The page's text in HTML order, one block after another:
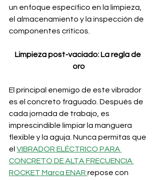
un enfoque específico en la limpieza,
el almacenamiento y la inspección de
componentes críticos.
Limpieza post-vaciado: La regla de
oro
El principal enemigo de este vibrador
es el concreto fraguado. Después de
cada jornada de trabajo, es
imprescindible limpiar la manguera
flexible y la aguja. Nunca permitas que
el VIBRADOR ELÉCTRICO PARA
CONCRETO DE ALTA FRECUENCIA
ROCKET Marca ENAR repose con